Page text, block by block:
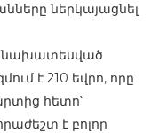
ներկայացնել
է 210 եվրո, որը
հետո՝
է բոլոր